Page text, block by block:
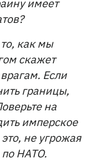
имеет
как мы
скажет
Если
границы,
на
имперское
не угрожая
по НАТО.